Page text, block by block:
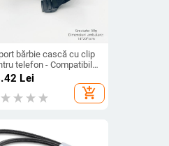
bărbie cască cu clip
telefon - Compatibil
DJI, PP+TPE, Model
Lei
add_shopping_cart